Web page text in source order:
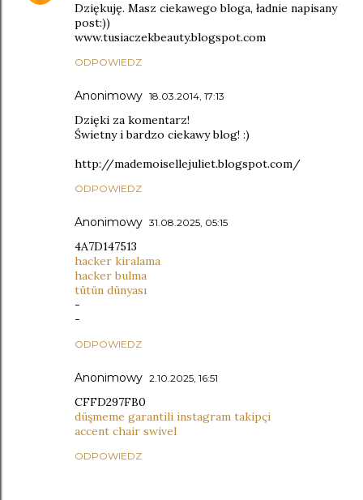
Dziękuję. Masz ciekawego bloga, ładnie napisany
post:))
www.tusiaczekbeauty.blogspot.com
ODPOWIEDZ
Anonimowy 18.03.2014, 17:13
Dzięki za komentarz!
Świetny i bardzo ciekawy blog! :)
http://mademoisellejuliet.blogspot.com/
ODPOWIEDZ
Anonimowy 31.08.2025, 05:15
4A7D147513
hacker kiralama
hacker bulma
tütün dünyası
-
-
ODPOWIEDZ
Anonimowy 2.10.2025, 16:51
CFFD297FB0
düşmeme garantili instagram takipçi
accent chair swivel
ODPOWIEDZ